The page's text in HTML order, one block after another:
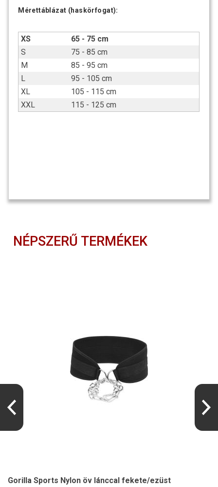
Mérettáblázat (haskörfogat):
XS
65 - 75 cm
S
75 - 85 cm
M
85 - 95 cm
L
95 - 105 cm
XL
105 - 115 cm
XXL
115 - 125 cm
NÉPSZERŰ TERMÉKEK
Gorilla Sports Nylon öv lánccal fekete/ezüst